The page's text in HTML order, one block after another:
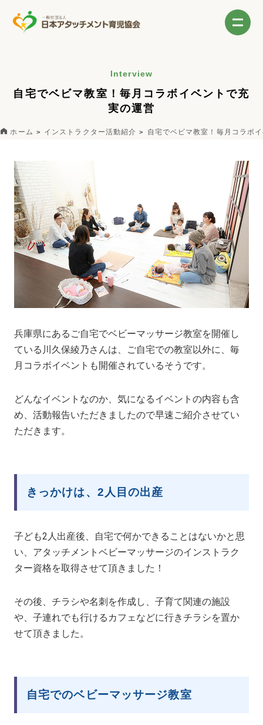
Interview
自宅でベビマ教室！毎月コラボイベントで充
実の運営
ホーム インストラクター活動紹介 自宅でベビマ教室！毎月コラボ
兵庫県にあるご自宅でベビーマッサージ教室を開催し
ている川久保綾乃さんは、ご自宅での教室以外に、毎
月コラボイベントも開催されているそうです。
どんなイベントなのか、気になるイベントの内容も含
め、活動報告いただきましたので早速ご紹介させてい
ただきます。
きっかけは、2人目の出産
子ども2人出産後、自宅で何かできることはないかと思
い、アタッチメントベビーマッサージのインストラク
ター資格を取得させて頂きました！
その後、チラシや名刺を作成し、子育て関連の施設
や、子連れでも行けるカフェなどに行きチラシを置か
せて頂きました。
自宅でのベビーマッサージ教室